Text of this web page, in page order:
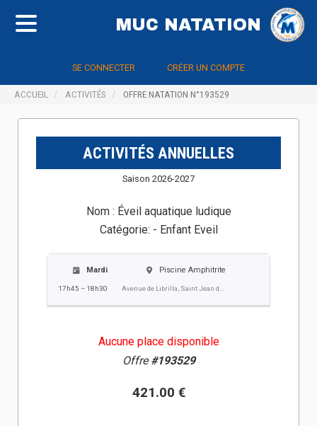
MUC NATATION
SE CONNECTER CRÉER UN COMPTE
ACCUEIL ACTIVITÉS OFFRE NATATION N°193529
ACTIVITÉS ANNUELLES
Saison 2026-2027
Nom : Éveil aquatique ludique
Catégorie: - Enfant Eveil
Mardi
17h45 – 18h30
Piscine Amphitrite
Aucune place disponible
Offre#193529
421.00 €